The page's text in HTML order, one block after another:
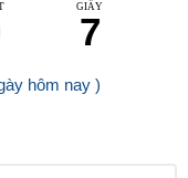
GIÂY
6
hôm nay )